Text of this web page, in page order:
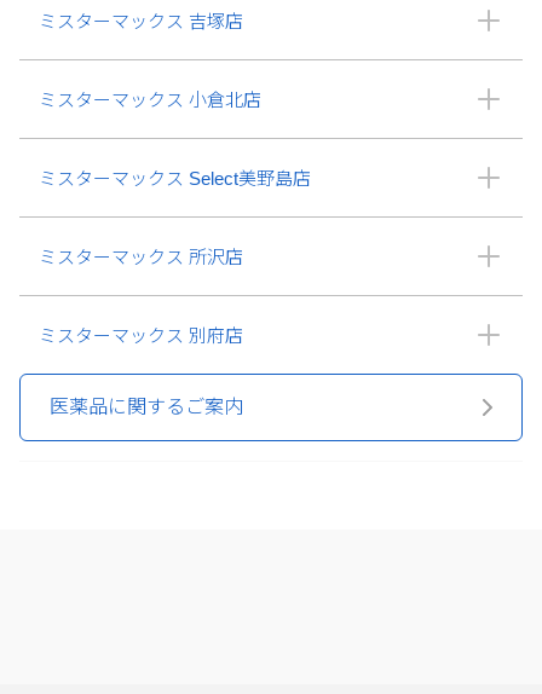
ミスターマックス 吉塚店
ミスターマックス 小倉北店
ミスターマックス Select美野島店
ミスターマックス 所沢店
ミスターマックス 別府店
医薬品に関するご案内